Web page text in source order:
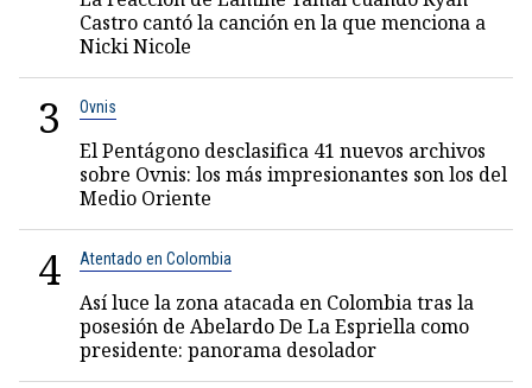
Castro cantó la canción en la que menciona a
Nicki Nicole
3 Ovnis
El Pentágono desclasifica 41 nuevos archivos
sobre Ovnis: los más impresionantes son los del
Medio Oriente
4 Atentado en Colombia
Así luce la zona atacada en Colombia tras la
posesión de Abelardo De La Espriella como
presidente: panorama desolador